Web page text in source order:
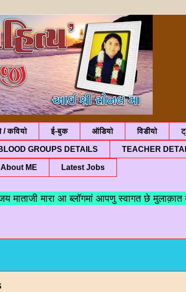
/ कवियो ई-बुक ऑडियो विडीयो
GROUPS DETAILS TEACHER
About ME Latest Jobs
मारा आ ब्लॉगमां आपणु स्वागत छे मुलाक़ात